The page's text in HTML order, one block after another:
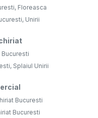
Floreasca
Unirii
Splaiul Unirii
Bucuresti
Bucuresti